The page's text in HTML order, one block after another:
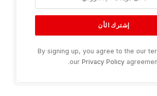
By signing up, you agree to the our
our Privacy Policy